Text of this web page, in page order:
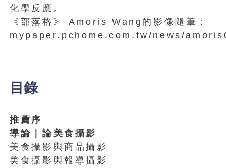
化學反應。
《部落格》 Amoris Wang的影像隨筆：
mypaper.pchome.com.tw/news/
目錄
推薦序
導論｜論美食攝影
美食攝影與商品攝影
美食攝影與報導攝影